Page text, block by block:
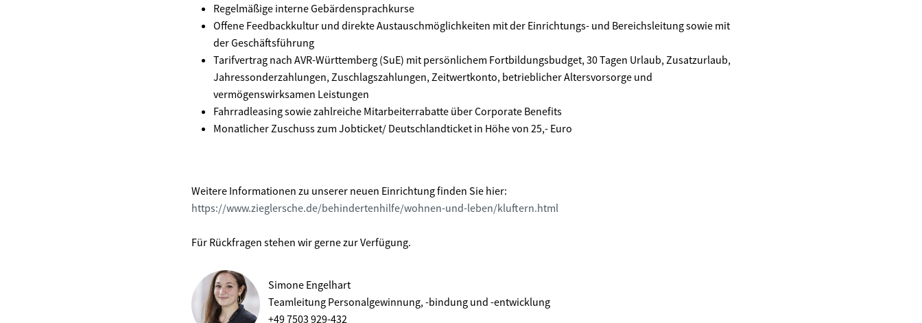
Regelmäßige interne Gebärdensprachkurse
Offene Feedbackkultur und direkte Austauschmöglichkeiten mit der Einrichtungs- und Bereichsleitung sowie mit
der Geschäftsführung
Tarifvertrag nach AVR-Württemberg (SuE) mit persönlichem Fortbildungsbudget, 30 Tagen Urlaub, Zusatzurlaub,
Jahressonderzahlungen, Zuschlagszahlungen, Zeitwertkonto, betrieblicher Altersvorsorge und
vermögenswirksamen Leistungen
Fahrradleasing sowie zahlreiche Mitarbeiterrabatte über Corporate Benefits
Monatlicher Zuschuss zum Jobticket/ Deutschlandticket in Höhe von 25,- Euro
Weitere Informationen zu unserer neuen Einrichtung finden Sie hier:
https://www.zieglersche.de/behindertenhilfe/wohnen-und-leben/kluftern.html
Für Rückfragen stehen wir gerne zur Verfügung.
Simone Engelhart
Teamleitung Personalgewinnung, -bindung und -entwicklung
+49 7503 929-432